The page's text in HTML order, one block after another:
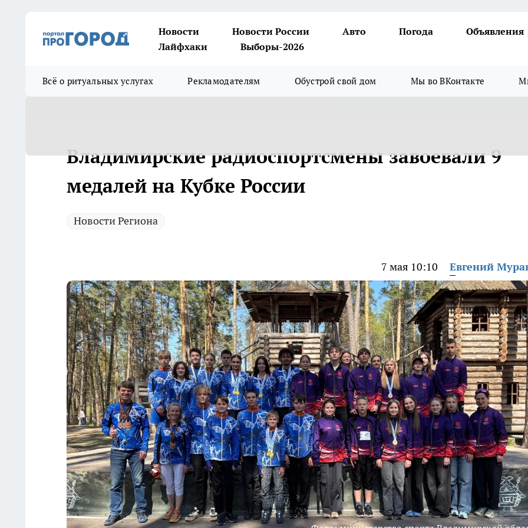
Новости Новости России Авто Погода
Объявления
Лайфхаки
Выборы-2026
Всё о ритуальных услугах Рекламодателям Обустрой свой дом Мы во ВКонтакте
Владимирские радиоспортсмены завоевали 9
медалей на Кубке России
Новости Региона
7 мая 10:10 Евгений